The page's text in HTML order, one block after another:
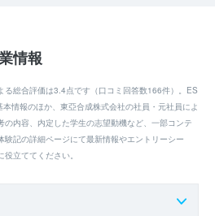
情報
る総合評価は3.4点です（口コミ回答数166件）。ES
情報のほか、東亞合成株式会社の社員・元社員によ
の内容、内定した学生の志望動機など、一部コンテ
験記の詳細ページにて最新情報やエントリーシー
立ててください。